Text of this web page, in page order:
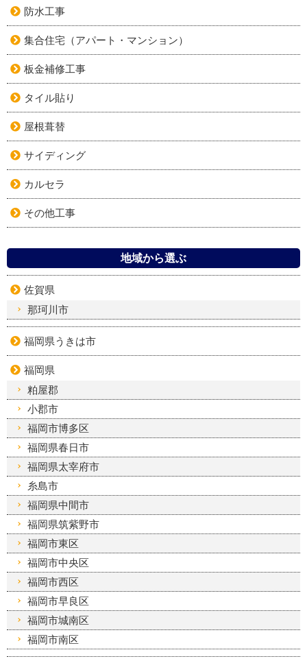
防水工事
集合住宅（アパート・マンション）
板金補修工事
タイル貼り
屋根葺替
サイディング
カルセラ
その他工事
地域から選ぶ
佐賀県
那珂川市
福岡県うきは市
福岡県
粕屋郡
小郡市
福岡市博多区
福岡県春日市
福岡県太宰府市
糸島市
福岡県中間市
福岡県筑紫野市
福岡市東区
福岡市中央区
福岡市西区
福岡市早良区
福岡市城南区
福岡市南区